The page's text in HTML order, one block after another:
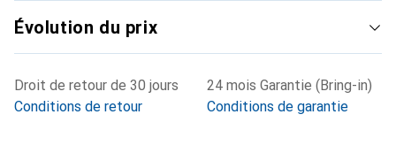
Évolution du prix
Droit de retour de 30 jours
Conditions de retour
24 mois Garantie (Bring-in)
Conditions de garantie